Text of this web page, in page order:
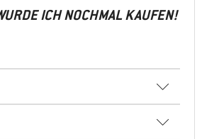
ICH NOCHMAL KAUFEN!